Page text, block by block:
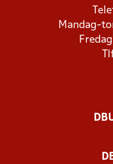
Mandag-